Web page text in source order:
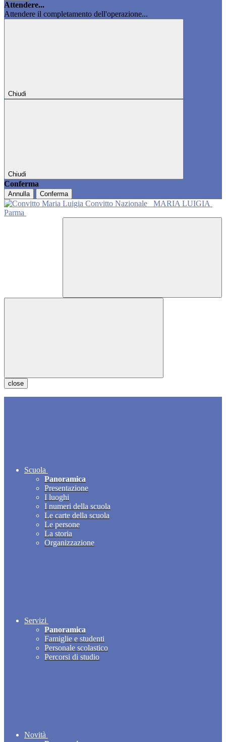
Attendere...
Attendere il completamento dell'operazione...
Chiudi
Chiudi
Conferma
Annulla Conferma
Convitto Nazionale
MARIA LUIGIA
Parma
close
Scuola
Panoramica
Presentazione
I luoghi
I numeri della scuola
Le carte della scuola
Le persone
La storia
Organizzazione
Servizi
Panoramica
Famiglie e studenti
Personale scolastico
Percorsi di studio
Novità